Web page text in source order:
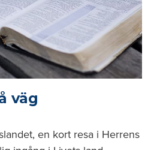
väg
en kort resa i Herrens